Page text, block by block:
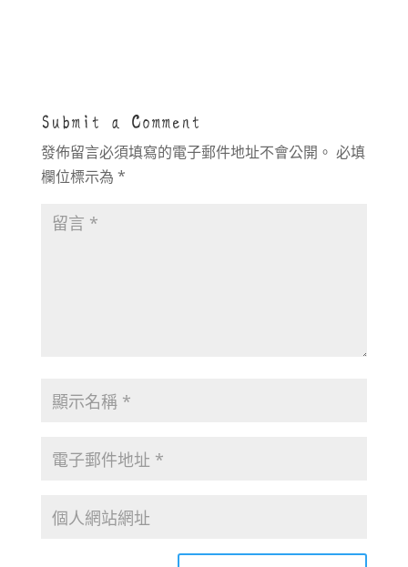
Submit a Comment
發佈留言必須填寫的電子郵件地址不會公開。 必填
欄位標示為 *